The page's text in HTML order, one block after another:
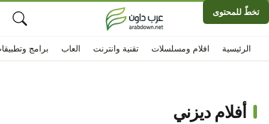
تخطّ للمحتوى
الرئيسية افلام ومسلسلات تقنية وانترنت العاب برامج
أفلام ديزني